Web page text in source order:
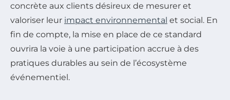
concrète aux clients désireux de mesurer et
valoriser leur impact environnemental et social. En
fin de compte, la mise en place de ce standard
ouvrira la voie à une participation accrue à des
pratiques durables au sein de l’écosystème
événementiel.